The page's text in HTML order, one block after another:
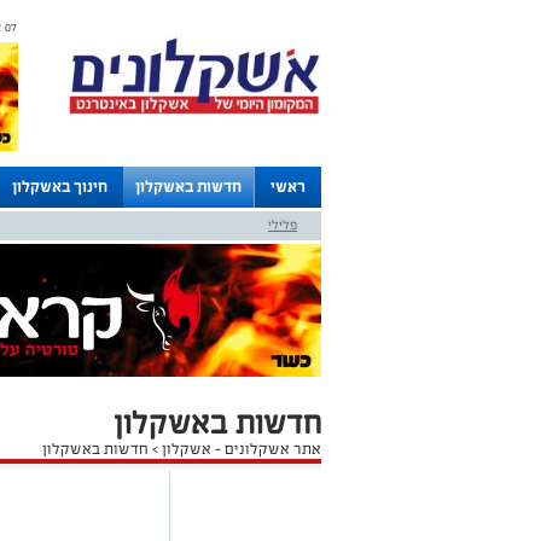
07 אוגוסט 2026 / 14:37
ראשי חדשות באשקלון חינוך באשקלון
לוחות
פלילי
חדשות באשקלון
אתר אשקלונים - אשקלון> חדשות באשקלון